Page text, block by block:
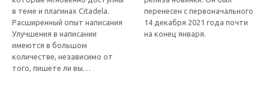
в теме и плагинах Citadela.
Расширенный опыт написания
Улучшения в написании
имеются в большом
количестве, независимо от
того, пишете ли вы…
перенесен с первоначального
14 декабря 2021 года почти
на конец января.